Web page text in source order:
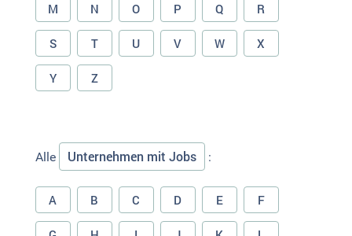
M N O P Q R
S T U V W X
Y Z
Alle Unternehmen mit Jobs :
A B C D E F